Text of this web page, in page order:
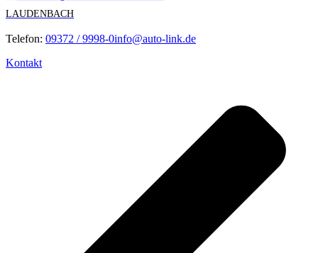
LAUDENBACH
Telefon: 09372 / 9998-0info@auto-link.de
Kontakt